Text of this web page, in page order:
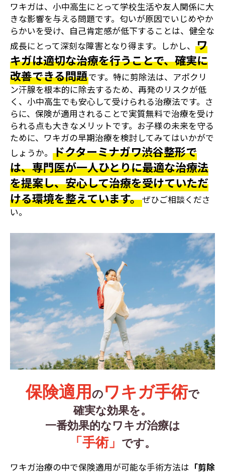
ワキガは、小中高生にとって学校生活や友人関係に大
きな影響を与える問題です。匂いが原因でいじめやか
らかいを受け、自己肯定感が低下することは、健全な
成長にとって深刻な障害となり得ます。しかし、 ワ
キガは適切な治療を行うことで、確実に
改善できる問題です。特に剪除法は、アポクリ
ン汗腺を根本的に除去するため、再発のリスクが低
く、小中高生でも安心して受けられる治療法です。さ
らに、保険が適用されることで実質無料で治療を受け
られる点も大きなメリットです。お子様の未来を守る
ために、ワキガの早期治療を検討してみてはいかがで
しょうか。 ドクターミナガワ渋谷整形で
は、専門医が一人ひとりに最適な治療法
を提案し、安心して治療を受けていただ
ける環境を整えています。ぜひご相談くださ
い。
保険適用のワキガ手術で
確実な効果を。
一番効果的なワキガ治療は
「手術」 です。
ワキガ治療の中で保険適用が可能な手術方法は 「剪除